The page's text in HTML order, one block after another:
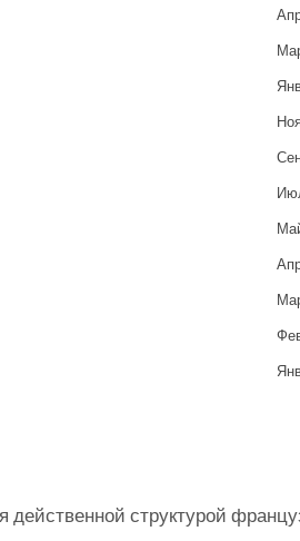
структурой